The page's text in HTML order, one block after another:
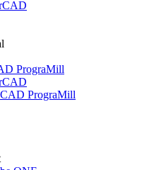
PrograMill
CAD PrograMill